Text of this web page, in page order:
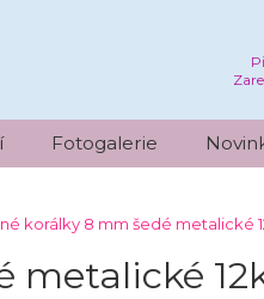
Fotogalerie
korálky 8 mm šedé metalické
metalické